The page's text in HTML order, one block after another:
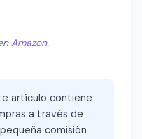
Amazon.
artículo contiene
a través de
comisión